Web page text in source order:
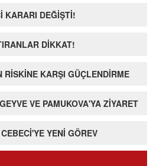
KARARI DEĞİŞTİ!
DİKKAT!
KARŞI GÜÇLENDİRME
VE PAMUKOVA'YA ZİYARET
YENİ GÖREV